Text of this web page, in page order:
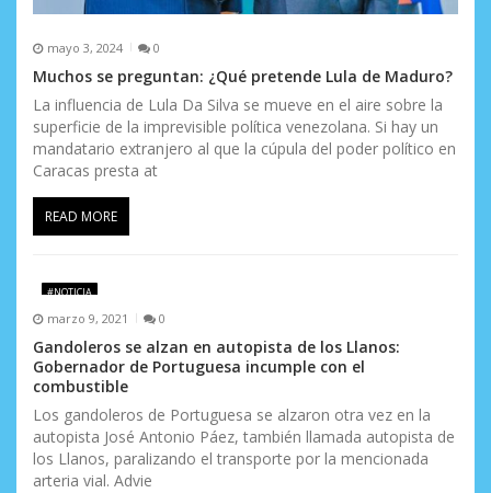
s
mayo 3, 2024 0
Muchos se preguntan: ¿Qué pretende Lula de Maduro?
La influencia de Lula Da Silva se mueve en el aire sobre la
superficie de la imprevisible política venezolana. Si hay un
mandatario extranjero al que la cúpula del poder político en
Caracas presta at
READ MORE
#NOTICIA
marzo 9, 2021 0
Gandoleros se alzan en autopista de los Llanos:
Gobernador de Portuguesa incumple con el
combustible
Los gandoleros de Portuguesa se alzaron otra vez en la
autopista José Antonio Páez​​, también llamada autopista de
los Llanos, paralizando el transporte por la mencionada
arteria vial. Advie